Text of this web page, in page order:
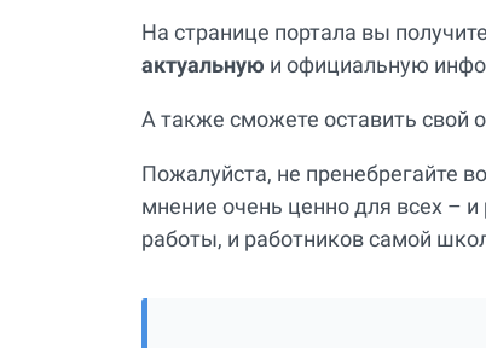
На странице портала вы
актуальную и официальную
А также сможете оставить свой
Пожалуйста, не пренебрегайте
мнение очень ценно для всех – и
работы, и работников самой